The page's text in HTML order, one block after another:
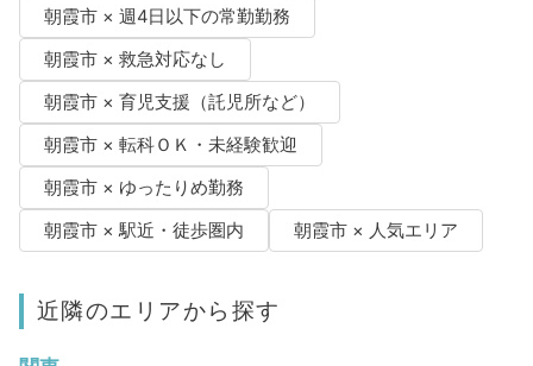
朝霞市 × 週4日以下の常勤勤務
朝霞市 × 救急対応なし
朝霞市 × 育児支援（託児所など）
朝霞市 × 転科ＯＫ・未経験歓迎
朝霞市 × ゆったりめ勤務
朝霞市 × 駅近・徒歩圏内
朝霞市 × 人気エリア
近隣のエリアから探す